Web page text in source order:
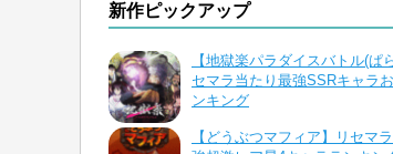
新作ピックアップ
【地獄楽パラダイスバトル(ぱ
セマラ当たり最強SSRキャラ
ンキング
【どうぶつマフィア】リセマ